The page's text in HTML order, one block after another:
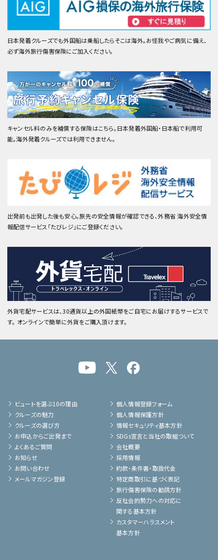
日本発着クルーズでも外国船は乗船したらそこは海外。お怪我やご病気に備え、
必ず海外旅行傷害保険にご加入ください。
キャンセル料のみを補償する保険はこちら。日本発着外国船・日本船で利用可
能。海外発着クルーズでは利用できません。
出発前も出発した後も安心。旅先の安全情報が確認できる、外務省 海外安全情
報配信サービス「たびレジ」にご登録ください。
外貨宅配サービスは、30通貨以上の外国紙幣をご自宅にお届けするサービスで
す。 オンラインで簡単に外貨をご購入頂けます。
ビュートを選ぶ10の理由
クルーズの魅力
クルーズの選び方
お申込からご出発まで
よくあるご質問
お知らせ
お問い合わせ
メールマガジン登録
個人情報登録フォーム
個人情報保護方針
情報セキュリティ基本方針
SDGs宣言と当社の取組ついて
会社概要
採用情報
約款・条件書・取扱代金
特定商取引に基づく表記
旅行傷害保険の勧誘方針
反社会的勢力への対応に
関する基本方針
カスタマーハラスメント
基本方針